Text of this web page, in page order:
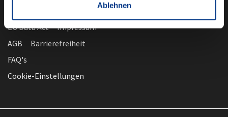
Ablehnen
EU Data Act
Impressum
AGB
Barrierefreiheit
FAQ's
Cookie-Einstellungen